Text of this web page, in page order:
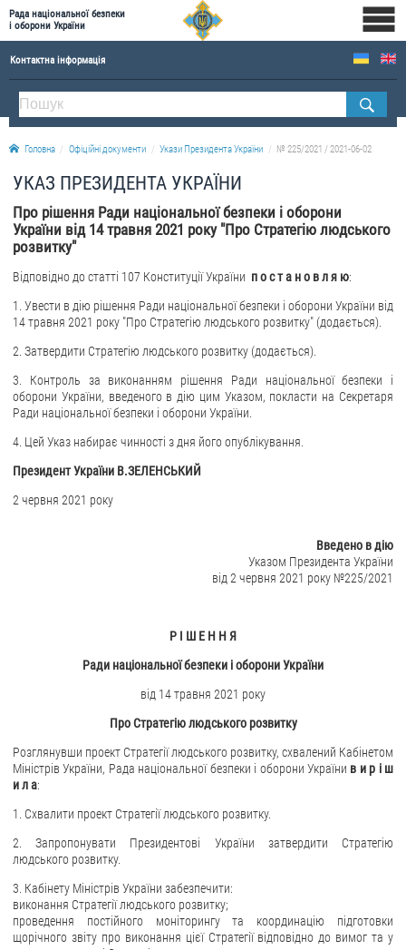
Рада національної безпеки
і оборони України
Контактна інформація
ПРО РНБОУ
Склад Ради національної безпеки і оборони України
Апарат Ради національної безпеки і оборони України
Правова основа діяльності Ради національної безпеки і оборони України
Історична довідка про діяльність Ради національної безпеки і оборони України
ОФІЦІЙНІ ДОКУМЕНТИ
ПРЕСЦЕНТР
Новини
Drone Deals
Фотогалерея
Відеогалерея
ЗВЕРНЕННЯ ГРОМАДЯН
Звернення громадян
Електронне звернення
Головна Офіційні документи Укази Президента України № 225/2021 / 2021-06-02
УКАЗ ПРЕЗИДЕНТА УКРАЇНИ
Про рішення Ради національної безпеки і оборони
України від 14 травня 2021 року "Про Стратегію людського
розвитку"
Відповідно до статті 107 Конституції України п о с т а н о в л я ю:
1. Увести в дію рішення Ради національної безпеки і оборони України від
14 травня 2021 року "Про Стратегію людського розвитку" (додається).
2. Затвердити Стратегію людського розвитку (додається).
3. Контроль за виконанням рішення Ради національної безпеки і
оборони України, введеного в дію цим Указом, покласти на Секретаря
Ради національної безпеки і оборони України.
4. Цей Указ набирає чинності з дня його опублікування.
Президент України В.ЗЕЛЕНСЬКИЙ
2 червня 2021 року
Введено в дію
Указом Президента України
від 2 червня 2021 року №225/2021
Р І Ш Е Н Н Я
Ради національної безпеки і оборони України
від 14 травня 2021 року
Про Стратегію людського розвитку
Розглянувши проект Стратегії людського розвитку, схвалений Кабінетом
Міністрів України, Рада національної безпеки і оборони України в и р і ш
и л а:
1. Схвалити проект Стратегії людського розвитку.
2. Запропонувати Президентові України затвердити Стратегію
людського розвитку.
3. Кабінету Міністрів України забезпечити:
виконання Стратегії людського розвитку;
проведення постійного моніторингу та координацію підготовки
щорічного звіту про виконання цієї Стратегії відповідно до вимог та у